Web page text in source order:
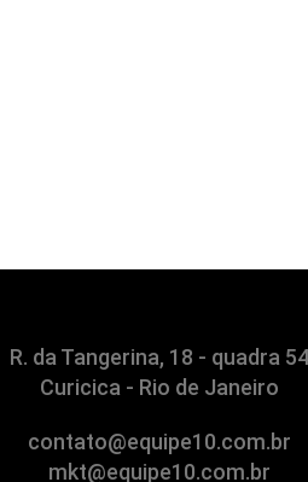
R. da Tangerina, 18 - quadra 54
Curicica - Rio de Janeiro
contato@equipe10.com.br
mkt@equipe10.com.br